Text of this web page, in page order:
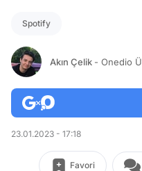
Spotify
Akın Çelik - Onedio
23.01.2023 - 17:18
Favori